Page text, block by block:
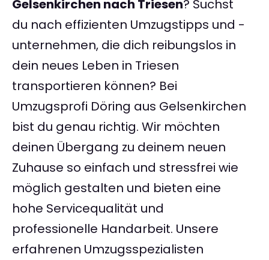
Gelsenkirchen nach Triesen? Suchst
du nach effizienten Umzugstipps und -
unternehmen, die dich reibungslos in
dein neues Leben in Triesen
transportieren können? Bei
Umzugsprofi Döring aus Gelsenkirchen
bist du genau richtig. Wir möchten
deinen Übergang zu deinem neuen
Zuhause so einfach und stressfrei wie
möglich gestalten und bieten eine
hohe Servicequalität und
professionelle Handarbeit. Unsere
erfahrenen Umzugsspezialisten